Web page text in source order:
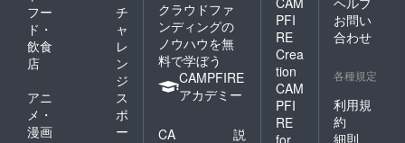
フー
ド・
飲食
店
チ
ャ
レ
ン
ジ
アニ
メ・
漫画
ス
ポ
ー
クラウドファ
ンディングの
ノウハウを無
料で学ぼう
CAMPFIRE
アカデミー
CA
説
PFI
RE
Crea
tion
CAM
PFI
RE
お問い
合わせ
各種規定
利用規
約
細則